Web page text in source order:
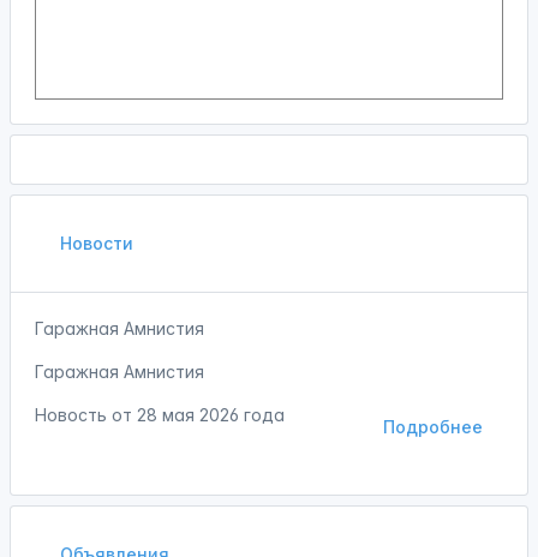
Новости
Гаражная Амнистия
Гаражная Амнистия
Подробнее
Новость от 28 мая 2026 года